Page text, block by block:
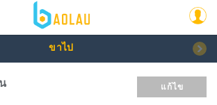
ขาไป
แก้ไข